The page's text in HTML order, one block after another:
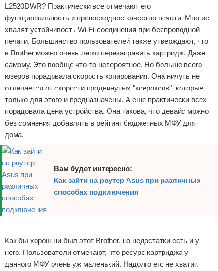
L2520DWR? Практически все отмечают его
функциональность и превосходное качество печати. Многие
хвалят устойчивость Wi-Fi-соединения при беспроводной
печати. Большинство пользователей также утверждают, что
в Brother можно очень легко перезаправить картридж. Даже
самому. Это вообще что-то невероятное. Но больше всего
юзеров порадовала скорость копирования. Она ничуть не
отличается от скорости продвинутых "ксероксов", которые
только для этого и предназначены. А еще практически всех
порадовала цена устройства. Она такова, что девайс можно
без сомнения добавлять в рейтинг бюджетных МФУ для
дома.
Вам будет интересно:
Как зайти на роутер Asus при различных
способах подключения
Как бы хорош ни был этот Brother, но недостатки есть и у
него. Пользователи отмечают, что ресурс картриджа у
данного МФУ очень уж маленький. Надолго его не хватит.